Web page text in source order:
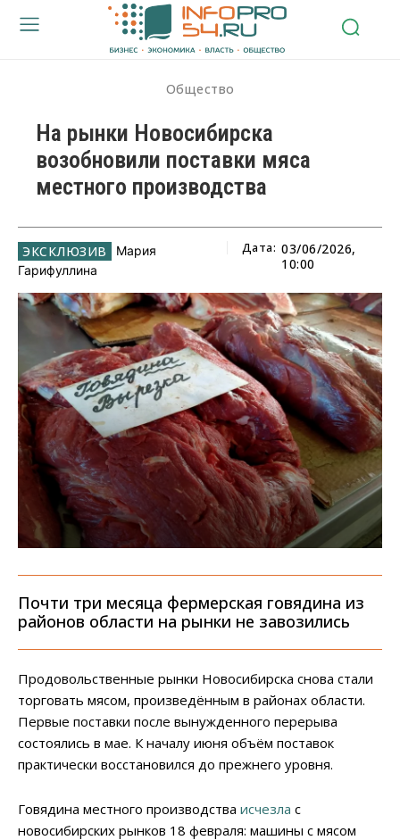
Общество
На рынки Новосибирска
возобновили поставки мяса
местного производства
Мария
Гарифуллина
Дата: 03/06/2026,
10:00
Почти три месяца фермерская говядина из
районов области на рынки не завозились
Продовольственные рынки Новосибирска снова стали
торговать мясом, произведённым в районах области.
Первые поставки после вынужденного перерыва
состоялись в мае. К началу июня объём поставок
практически восстановился до прежнего уровня.
Говядина местного производства исчезла с
новосибирских рынков 18 февраля: машины с мясом